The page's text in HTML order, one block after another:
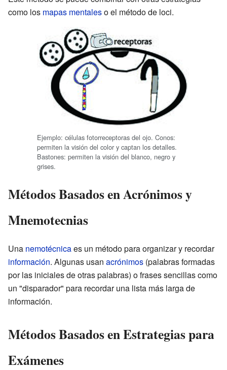
como los mapas mentaleso el método de loci.
Ejemplo: células fotorreceptoras del ojo. Conos:
permiten la visión del color y captan los detalles.
Bastones: permiten la visión del blanco, negro y
grises.
Métodos Basados en Acrónimos y
Mnemotecnias
Una nemotécnicaes un método para organizar y recordar
información. Algunas usan acrónimos (palabras formadas
por las iniciales de otras palabras) o frases sencillas como
un "disparador" para recordar una lista más larga de
información.
Métodos Basados en Estrategias para
Exámenes